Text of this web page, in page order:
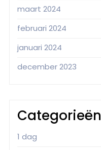
maart 2024
februari 2024
januari 2024
december 2023
Categorieën
1 dag